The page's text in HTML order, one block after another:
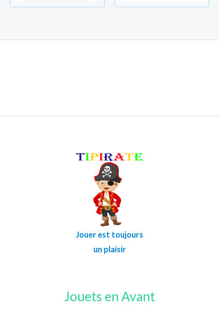
Jouer est toujours
un plaisir
Jouets en Avant